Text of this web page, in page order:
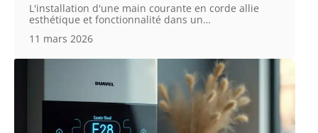
L'installation d'une main courante en corde allie
esthétique et fonctionnalité dans un…
11 mars 2026